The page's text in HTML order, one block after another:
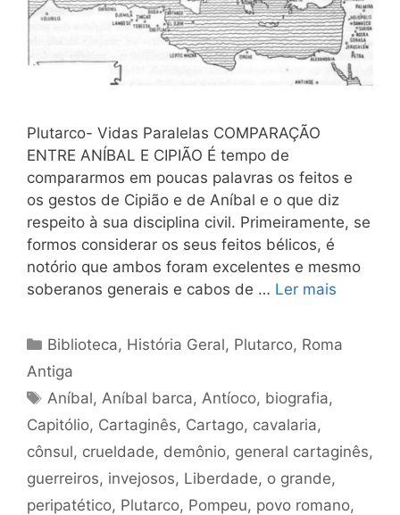
Plutarco- Vidas Paralelas COMPARAÇÃO
ENTRE ANÍBAL E CIPIÃO É tempo de
compararmos em poucas palavras os feitos e
os gestos de Cipião e de Aníbal e o que diz
respeito à sua disciplina civil. Primeiramente, se
formos considerar os seus feitos bélicos, é
notório que ambos foram excelentes e mesmo
soberanos generais e cabos de … Ler mais
Categorias
Biblioteca, História Geral, Plutarco, Roma
Antiga
Tags
Aníbal, Aníbal barca, Antíoco, biografia,
Capitólio, Cartaginês, Cartago, cavalaria,
cônsul, crueldade, demônio, general cartaginês,
guerreiros, invejosos, Liberdade, o grande,
peripatético, Plutarco, Pompeu, povo romano,